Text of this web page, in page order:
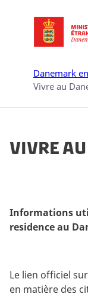
Aller à la page
Danemark
Vivre au
Vivre
Informations
residence au
Le lien officiel
en matière des